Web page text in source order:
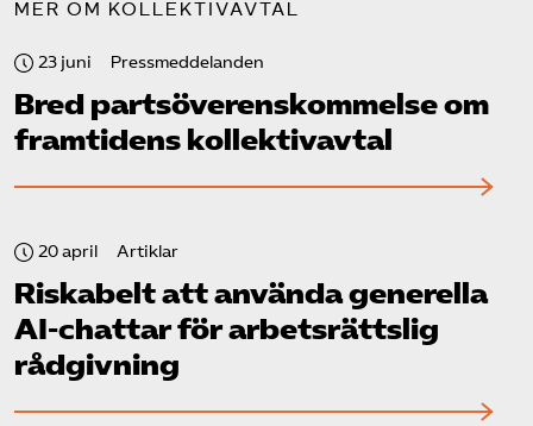
MER OM KOLLEKTIVAVTAL
23 juni Pressmeddelanden
Bred partsöverenskommelse om
framtidens kollektivavtal
20 april Artiklar
Riskabelt att använda generella
AI-chattar för arbetsrättslig
rådgivning